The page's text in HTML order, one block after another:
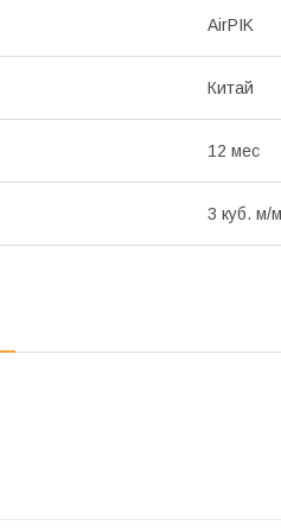
AirPIK
Китай
12 мес
3 куб. м/